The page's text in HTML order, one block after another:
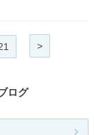
>
ログ